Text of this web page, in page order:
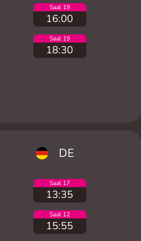
Saal 19
16:00
Saal 19
18:30
DE
Saal 17
13:35
Saal 12
15:55